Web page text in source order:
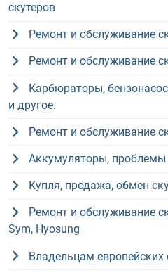
скутеров
Ремонт и обслуживание
Ремонт и обслуживание
Карбюраторы,
и другое.
Ремонт и обслуживание
Аккумуляторы, проблемы
Купля, продажа, обмен
Ремонт и обслуживание
Sym, Hyosung
Владельцам европейских